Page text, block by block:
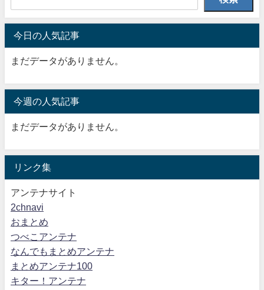
今日の人気記事
まだデータがありません。
今週の人気記事
まだデータがありません。
リンク集
アンテナサイト
2chnavi
おまとめ
つべこアンテナ
なんでもまとめアンテナ
まとめアンテナ100
キター！アンテナ